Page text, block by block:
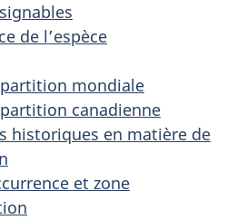
de l’espèce
mondiale
canadienne
historiques en matière de
et zone